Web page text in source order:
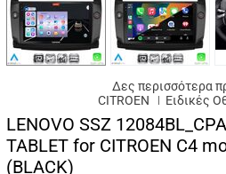
Δες περισσότερα
CITROEN
Ειδικές
LENOVO SSZ
TABLET for CITROEN C4
(BLACK)